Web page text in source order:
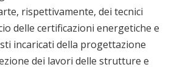
rispettivamente, dei tecnici
delle certificazioni energetiche e
incaricati della progettazione
dei lavori delle strutture e